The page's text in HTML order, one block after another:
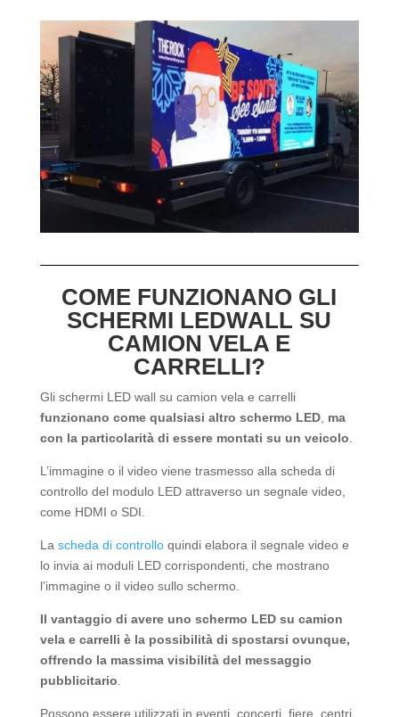
COME FUNZIONANO GLI
SCHERMI LEDWALL SU
CAMION VELA E
CARRELLI?
Gli schermi LED wall su camion vela e carrelli
funzionano come qualsiasi altro schermo LED, ma
con la particolarità di essere montati su un veicolo.
L’immagine o il video viene trasmesso alla scheda di
controllo del modulo LED attraverso un segnale video,
come HDMI o SDI.
La scheda di controlloquindi elabora il segnale video e
lo invia ai moduli LED corrispondenti, che mostrano
l’immagine o il video sullo schermo.
Il vantaggio di avere uno schermo LED su camion
vela e carrelli è la possibilità di spostarsi ovunque,
offrendo la massima visibilità del messaggio
pubblicitario.
Possono essere utilizzati in eventi, concerti, fiere, centri